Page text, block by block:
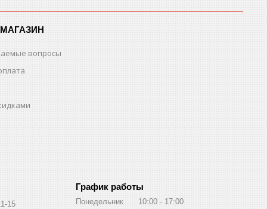
вопросы
15
График работы
Понедельник 10:00
17:00